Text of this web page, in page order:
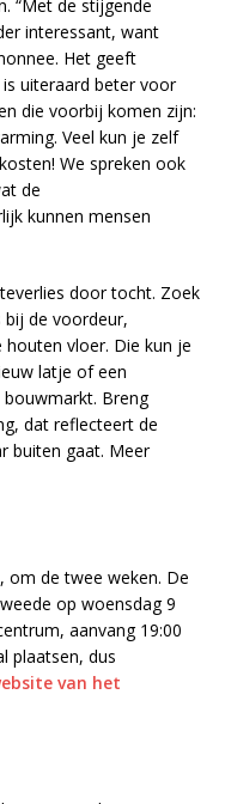
“Met de stijgende
interessant, want
Het geeft
uiteraard beter voor
die voorbij komen zijn:
Veel kun je zelf
We spreken ook
de
kunnen mensen
door tocht. Zoek
bij de voordeur,
vloer. Die kun je
latje of een
Breng
dat reflecteert de
buiten gaat. Meer
om de twee weken. De
op woensdag 9
aanvang 19:00
plaatsen, dus
van het